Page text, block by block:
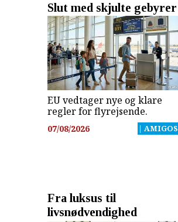
Slut med skjulte gebyrer
EU vedtager nye og klare
regler for flyrejsende.
07/08/2026 | AMIGOS
Fra luksus til
livsnødvendighed